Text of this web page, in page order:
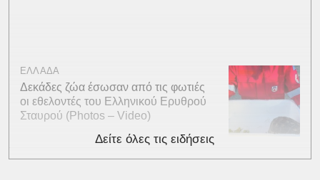
ΕΛΛΑΔΑ
Δεκάδες ζώα έσωσαν από τις φωτιές
οι εθελοντές του Ελληνικού Ερυθρού
Σταυρού (Photos – Video)
Δείτε όλες τις ειδήσεις